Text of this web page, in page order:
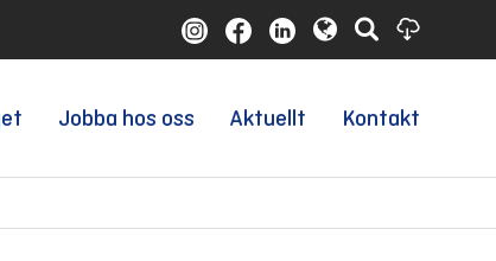
Jobba hos oss Aktuellt Kontakt